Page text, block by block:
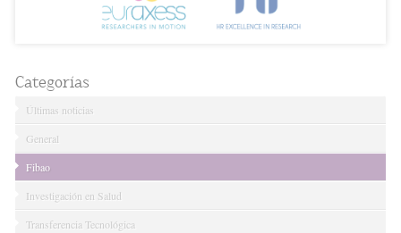
Categorías
Últimas noticias
General
Fibao
Investigación en Salud
Transferencia Tecnológica